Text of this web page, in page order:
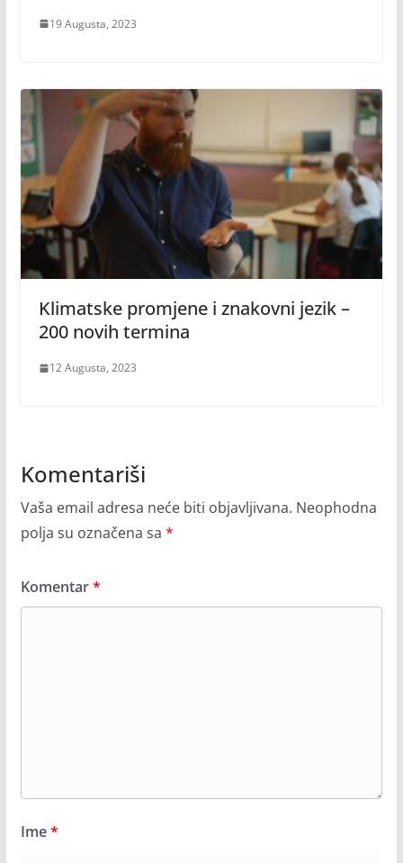
19 Augusta, 2023
Klimatske promjene i znakovni jezik –
200 novih termina
12 Augusta, 2023
Komentariši
Vaša email adresa neće biti objavljivana. Neophodna
polja su označena sa *
Komentar*
Ime*